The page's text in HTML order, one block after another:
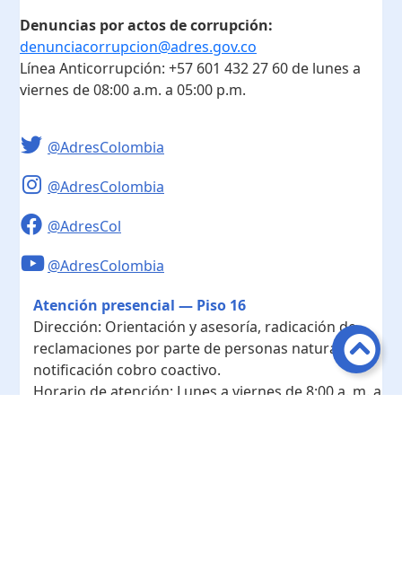
Denuncias por actos de corrupción:
denunciacorrupcion@adres.gov.co
Línea Anticorrupción: +57 601 432 27 60 de lunes a
viernes de 08:00 a.m. a 05:00 p.m.
@AdresColombia
@AdresColombia
@AdresCol
@AdresColombia
Atención presencial — Piso 16
Dirección: Orientación y asesoría, radicación de
reclamaciones por parte de personas naturales y
notificación cobro coactivo.
Horario de atención: Lunes a viernes de 8:00 a. m. a